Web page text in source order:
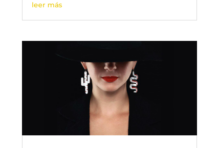
leer más